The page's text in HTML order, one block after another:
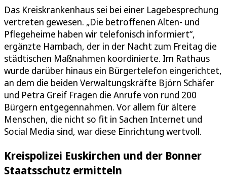
Das Kreiskrankenhaus sei bei einer Lagebesprechung
vertreten gewesen. „Die betroffenen Alten- und
Pflegeheime haben wir telefonisch informiert“,
ergänzte Hambach, der in der Nacht zum Freitag die
städtischen Maßnahmen koordinierte. Im Rathaus
wurde darüber hinaus ein Bürgertelefon eingerichtet,
an dem die beiden Verwaltungskräfte Björn Schäfer
und Petra Greif Fragen die Anrufe von rund 200
Bürgern entgegennahmen. Vor allem für ältere
Menschen, die nicht so fit in Sachen Internet und
Social Media sind, war diese Einrichtung wertvoll.
Kreispolizei Euskirchen und der Bonner
Staatsschutz ermitteln